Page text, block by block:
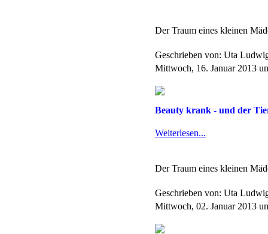
Der Traum eines kleinen
Geschrieben von: Uta
Mittwoch, 16. Januar 2013
Beauty krank - und der
Weiterlesen...
Der Traum eines kleinen
Geschrieben von: Uta
Mittwoch, 02. Januar 2013